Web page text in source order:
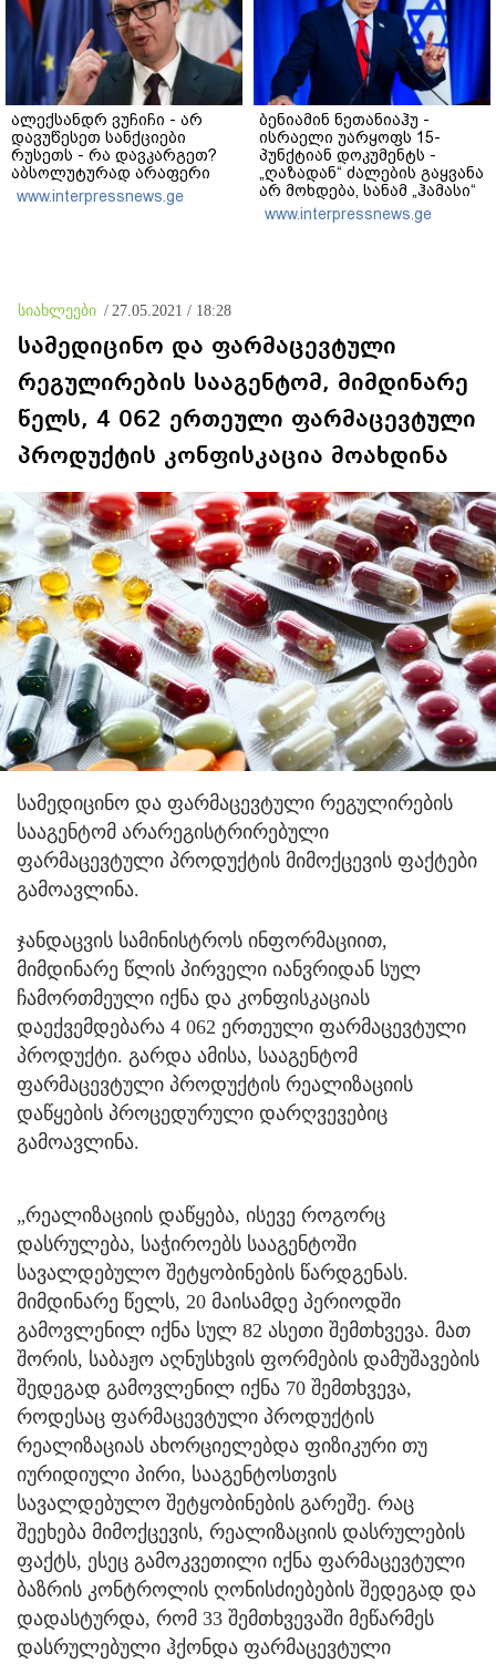
ალექსანდრ ვუჩიჩი - არ
დავუწესეთ სანქციები
რუსეთს - რა დავკარგეთ?
აბსოლუტურად არაფერი
www.interpressnews.ge
ბენიამინ ნეთანიაჰუ -
ისრაელი უარყოფს 15-
პუნქტიან დოკუმენტს -
„ღაზადან“ ძალების გაყვანა
არ მოხდება, სანამ „ჰამასი“
ნამდვილად არ
განიარაღდება
www.interpressnews.ge
სიახლეები / 27.05.2021 / 18:28
სამედიცინო და ფარმაცევტული
რეგულირების სააგენტომ, მიმდინარე
წელს, 4 062 ერთეული ფარმაცევტული
პროდუქტის კონფისკაცია მოახდინა
სამედიცინო და ფარმაცევტული რეგულირების
სააგენტომ არარეგისტრირებული
ფარმაცევტული პროდუქტის მიმოქცევის ფაქტები
გამოავლინა.
ჯანდაცვის სამინისტროს ინფორმაციით,
მიმდინარე წლის პირველი იანვრიდან სულ
ჩამორთმეული იქნა და კონფისკაციას
დაექვემდებარა 4 062 ერთეული ფარმაცევტული
პროდუქტი. გარდა ამისა, სააგენტომ
ფარმაცევტული პროდუქტის რეალიზაციის
დაწყების პროცედურული დარღვევებიც
გამოავლინა.
„რეალიზაციის დაწყება, ისევე როგორც
დასრულება, საჭიროებს სააგენტოში
სავალდებულო შეტყობინების წარდგენას.
მიმდინარე წელს, 20 მაისამდე პერიოდში
გამოვლენილ იქნა სულ 82 ასეთი შემთხვევა. მათ
შორის, საბაჟო აღნუსხვის ფორმების დამუშავების
შედეგად გამოვლენილ იქნა 70 შემთხვევა,
როდესაც ფარმაცევტული პროდუქტის
რეალიზაციას ახორციელებდა ფიზიკური თუ
იურიდიული პირი, სააგენტოსთვის
სავალდებულო შეტყობინების გარეშე. რაც
შეეხება მიმოქცევის, რეალიზაციის დასრულების
ფაქტს, ესეც გამოკვეთილი იქნა ფარმაცევტული
ბაზრის კონტროლის ღონისძიებების შედეგად და
დადასტურდა, რომ 33 შემთხვევაში მეწარმეს
დასრულებული ჰქონდა ფარმაცევტული